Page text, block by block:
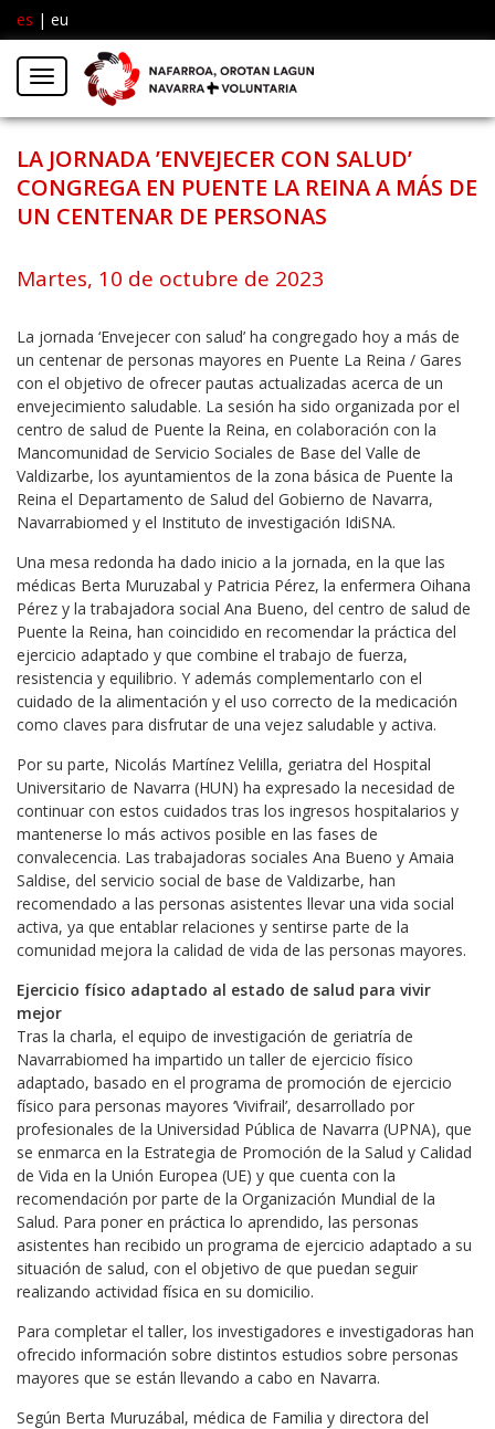
es | eu
Menú
LA JORNADA ’ENVEJECER CON SALUD’
CONGREGA EN PUENTE LA REINA A MÁS DE
UN CENTENAR DE PERSONAS
Martes, 10 de octubre de 2023
La jornada ‘Envejecer con salud’ ha congregado hoy a más de
un centenar de personas mayores en Puente La Reina / Gares
con el objetivo de ofrecer pautas actualizadas acerca de un
envejecimiento saludable. La sesión ha sido organizada por el
centro de salud de Puente la Reina, en colaboración con la
Mancomunidad de Servicio Sociales de Base del Valle de
Valdizarbe, los ayuntamientos de la zona básica de Puente la
Reina el Departamento de Salud del Gobierno de Navarra,
Navarrabiomed y el Instituto de investigación IdiSNA.
Una mesa redonda ha dado inicio a la jornada, en la que las
médicas Berta Muruzabal y Patricia Pérez, la enfermera Oihana
Pérez y la trabajadora social Ana Bueno, del centro de salud de
Puente la Reina, han coincidido en recomendar la práctica del
ejercicio adaptado y que combine el trabajo de fuerza,
resistencia y equilibrio. Y además complementarlo con el
cuidado de la alimentación y el uso correcto de la medicación
como claves para disfrutar de una vejez saludable y activa.
Por su parte, Nicolás Martínez Velilla, geriatra del Hospital
Universitario de Navarra (HUN) ha expresado la necesidad de
continuar con estos cuidados tras los ingresos hospitalarios y
mantenerse lo más activos posible en las fases de
convalecencia. Las trabajadoras sociales Ana Bueno y Amaia
Saldise, del servicio social de base de Valdizarbe, han
recomendado a las personas asistentes llevar una vida social
activa, ya que entablar relaciones y sentirse parte de la
comunidad mejora la calidad de vida de las personas mayores.
Ejercicio físico adaptado al estado de salud para vivir
mejor
Tras la charla, el equipo de investigación de geriatría de
Navarrabiomed ha impartido un taller de ejercicio físico
adaptado, basado en el programa de promoción de ejercicio
físico para personas mayores ‘Vivifrail’, desarrollado por
profesionales de la Universidad Pública de Navarra (UPNA), que
se enmarca en la Estrategia de Promoción de la Salud y Calidad
de Vida en la Unión Europea (UE) y que cuenta con la
recomendación por parte de la Organización Mundial de la
Salud. Para poner en práctica lo aprendido, las personas
asistentes han recibido un programa de ejercicio adaptado a su
situación de salud, con el objetivo de que puedan seguir
realizando actividad física en su domicilio.
Para completar el taller, los investigadores e investigadoras han
ofrecido información sobre distintos estudios sobre personas
mayores que se están llevando a cabo en Navarra.
Según Berta Muruzábal, médica de Familia y directora del